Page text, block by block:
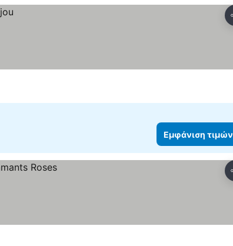
Εμφάνιση τιμών